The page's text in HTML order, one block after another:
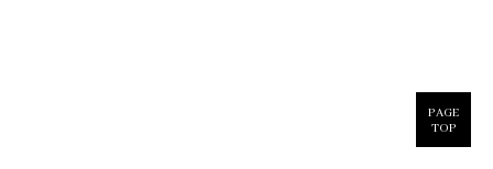
PAGE
TOP